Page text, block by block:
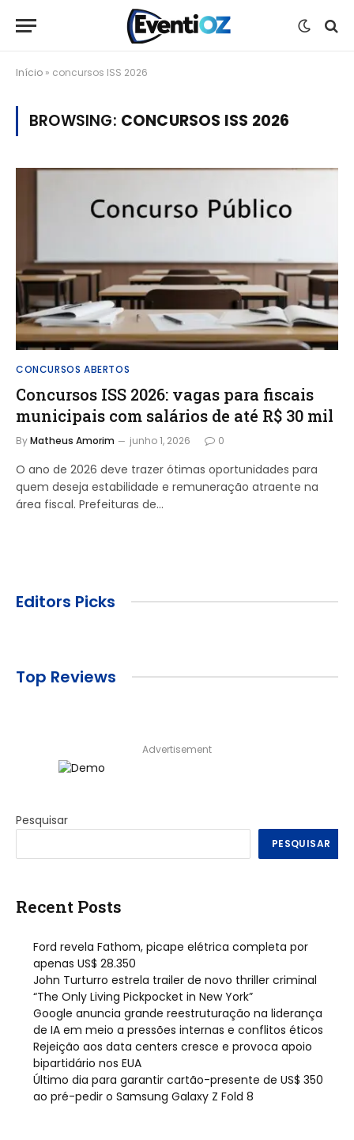
Início » concursos ISS 2026
BROWSING: CONCURSOS ISS 2026
CONCURSOS ABERTOS
Concursos ISS 2026: vagas para fiscais
municipais com salários de até R$ 30 mil
ByMatheus Amorim junho 1, 2026 0
O ano de 2026 deve trazer ótimas oportunidades para
quem deseja estabilidade e remuneração atraente na
área fiscal. Prefeituras de…
Editors Picks
Top Reviews
Advertisement
Pesquisar
PESQUISAR
Recent Posts
Ford revela Fathom, picape elétrica completa por
apenas US$ 28.350
John Turturro estrela trailer de novo thriller criminal
“The Only Living Pickpocket in New York”
Google anuncia grande reestruturação na liderança
de IA em meio a pressões internas e conflitos éticos
Rejeição aos data centers cresce e provoca apoio
bipartidário nos EUA
Último dia para garantir cartão-presente de US$ 350
ao pré-pedir o Samsung Galaxy Z Fold 8